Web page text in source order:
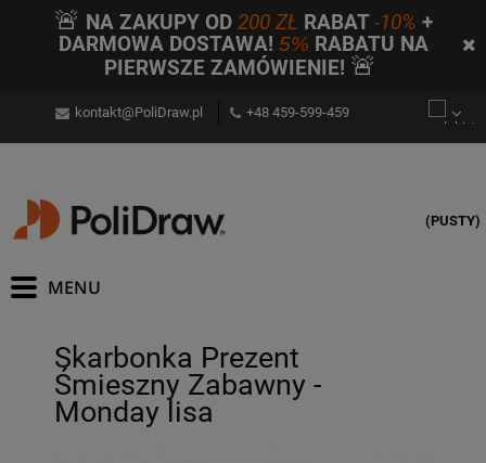
🚨 NA ZAKUPY OD200 ZŁ RABAT-10% +
DARMOWA DOSTAWA! 5% RABATU NA
PIERWSZE ZAMÓWIENIE! 🚨
kontakt@PoliDraw.pl +48 459-599-459
(PUSTY)
Skarbonka Prezent
Śmieszny Zabawny -
Monday lisa